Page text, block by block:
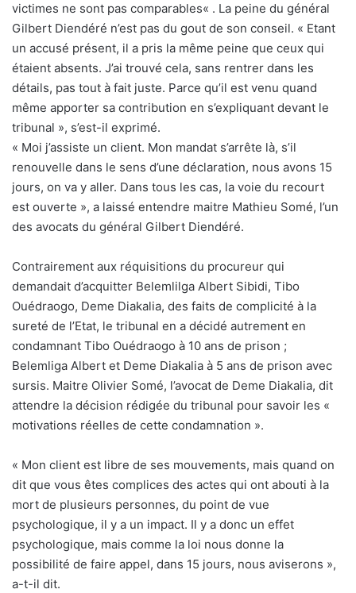
victimes ne sont pas comparables« . La peine du général
Gilbert Diendéré n’est pas du gout de son conseil. « Etant
un accusé présent, il a pris la même peine que ceux qui
étaient absents. J’ai trouvé cela, sans rentrer dans les
détails, pas tout à fait juste. Parce qu’il est venu quand
même apporter sa contribution en s’expliquant devant le
tribunal », s’est-il exprimé.
« Moi j’assiste un client. Mon mandat s’arrête là, s’il
renouvelle dans le sens d’une déclaration, nous avons 15
jours, on va y aller. Dans tous les cas, la voie du recourt
est ouverte », a laissé entendre maitre Mathieu Somé, l’un
des avocats du général Gilbert Diendéré.
Contrairement aux réquisitions du procureur qui
demandait d’acquitter Belemlilga Albert Sibidi, Tibo
Ouédraogo, Deme Diakalia, des faits de complicité à la
sureté de l’Etat, le tribunal en a décidé autrement en
condamnant Tibo Ouédraogo à 10 ans de prison ;
Belemliga Albert et Deme Diakalia à 5 ans de prison avec
sursis. Maitre Olivier Somé, l’avocat de Deme Diakalia, dit
attendre la décision rédigée du tribunal pour savoir les «
motivations réelles de cette condamnation ».
« Mon client est libre de ses mouvements, mais quand on
dit que vous êtes complices des actes qui ont abouti à la
mort de plusieurs personnes, du point de vue
psychologique, il y a un impact. Il y a donc un effet
psychologique, mais comme la loi nous donne la
possibilité de faire appel, dans 15 jours, nous aviserons »,
a-t-il dit.